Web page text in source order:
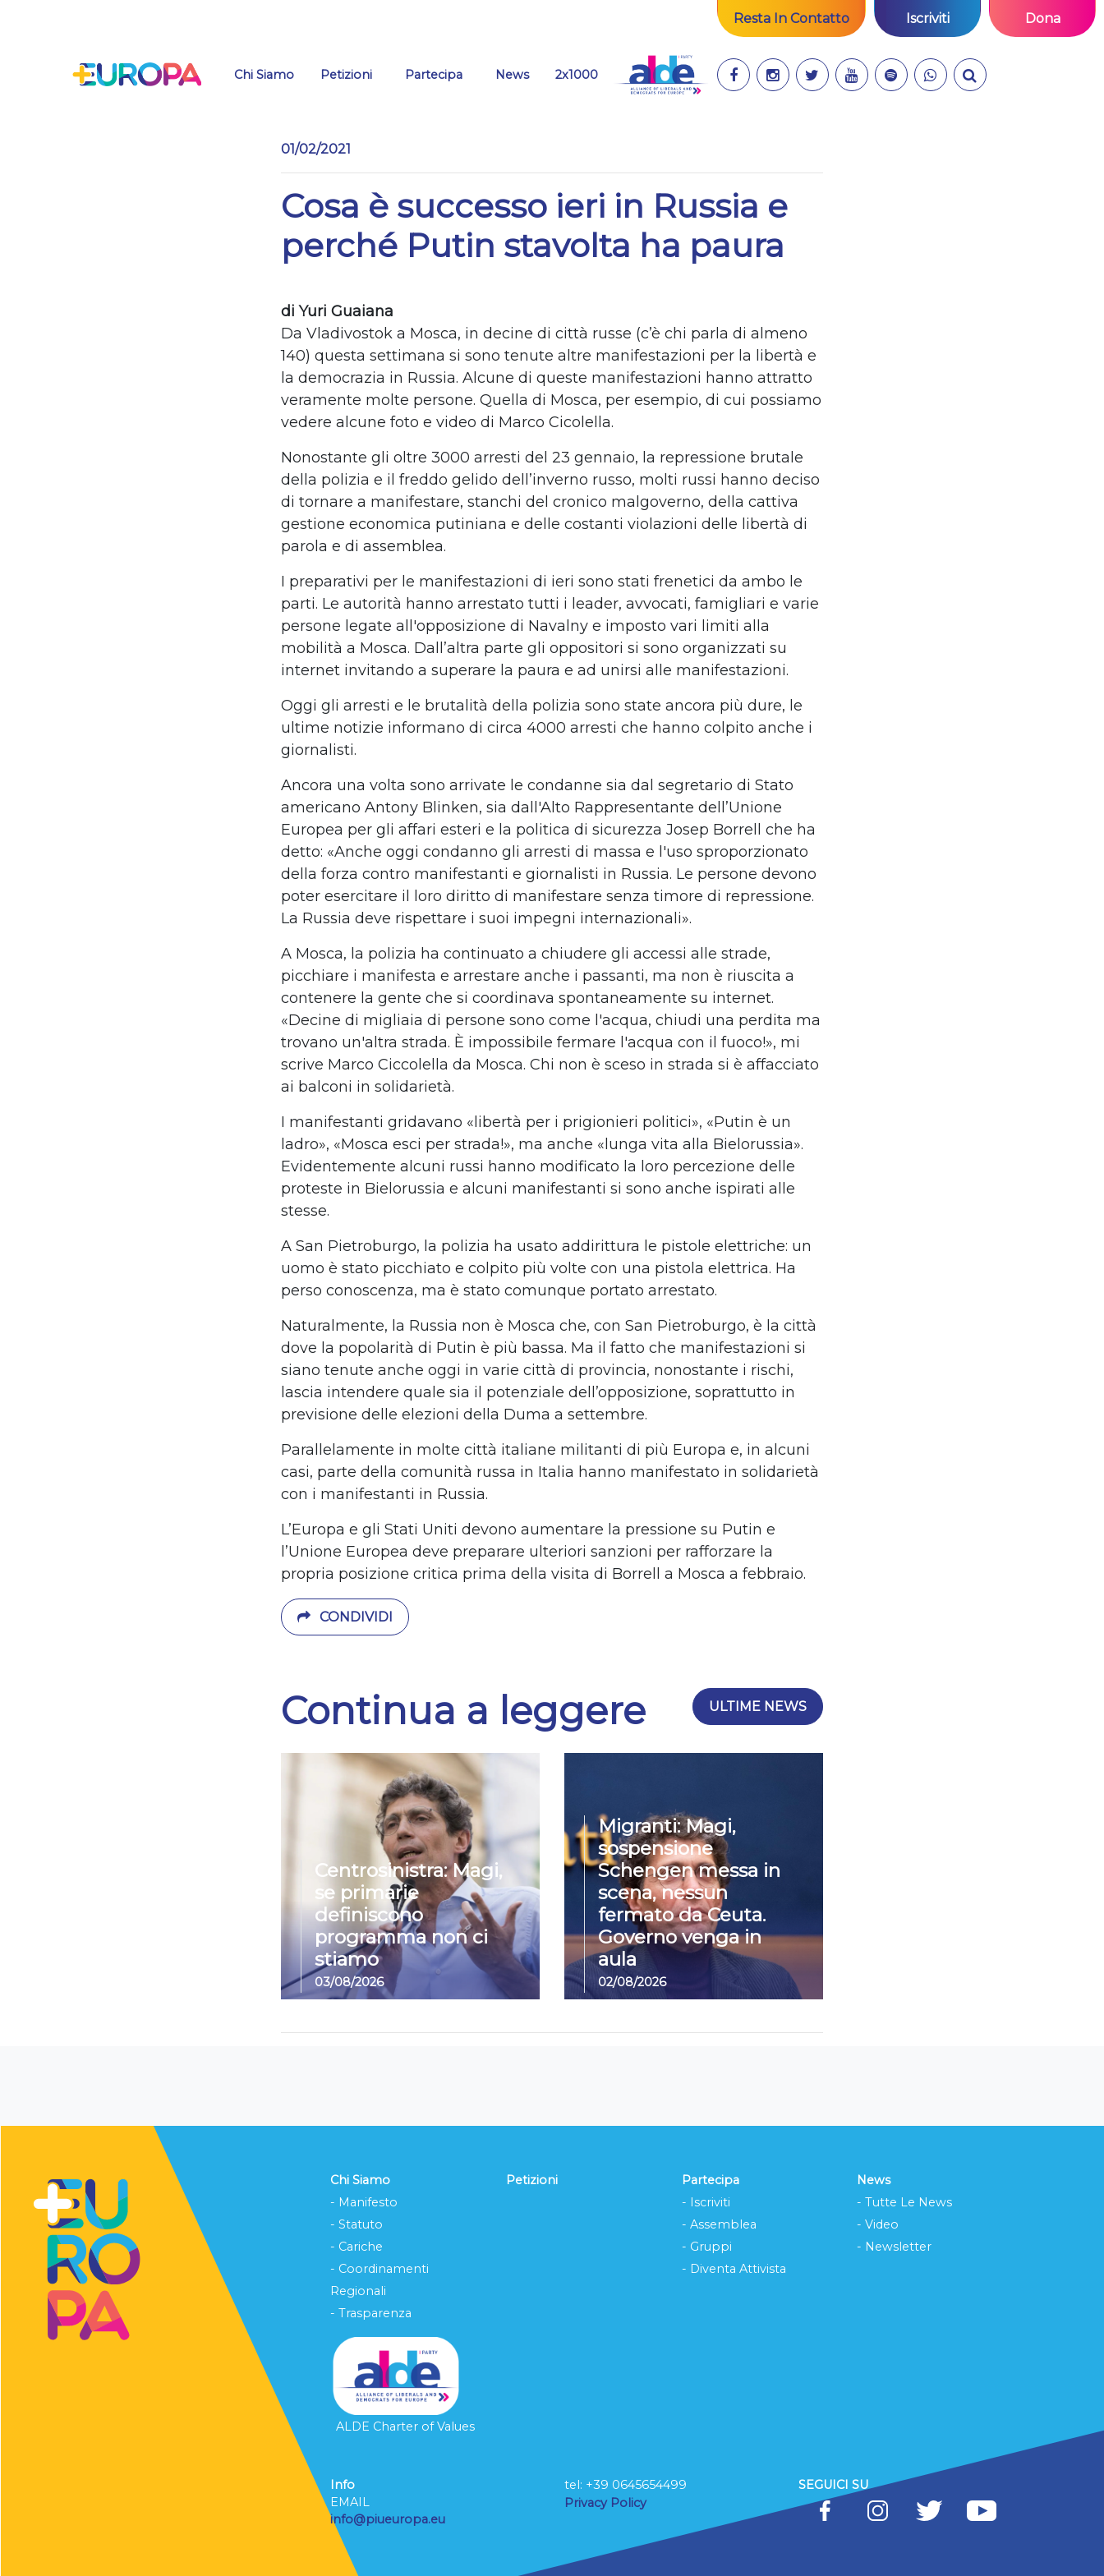
Resta In Contatto Iscriviti Dona
Chi Siamo Petizioni Partecipa News(current)
2x1000
01/02/2021
Cosa è successo ieri in Russia e
perché Putin stavolta ha paura
di Yuri Guaiana
Da Vladivostok a Mosca, in decine di città russe (c’è chi parla di almeno
140) questa settimana si sono tenute altre manifestazioni per la libertà e
la democrazia in Russia. Alcune di queste manifestazioni hanno attratto
veramente molte persone. Quella di Mosca, per esempio, di cui possiamo
vedere alcune foto e video di Marco Cicolella.
Nonostante gli oltre 3000 arresti del 23 gennaio, la repressione brutale
della polizia e il freddo gelido dell ’inverno russo, molti russi hanno deciso
di tornare a manifestare, stanchi del cronico malgoverno, della cattiva
gestione economica putiniana e delle costanti violazioni dell e libertà di
parola e di assemblea.
I preparativi per le manifestazioni di ieri sono stati frenetici da ambo le
parti. Le autorità hanno arrestato tutti i leader, avvocati, famigliari e varie
persone legate all'opposizione di Navalny e imposto vari limiti alla
mobilità a Mosca. Dall ’altra parte gli oppositori si sono organizzati su
internet invitando a superare la paura e ad unirsi alle manifestazioni.
Oggi gli arresti e le brutalità della polizia sono state ancora più dure, le
ultime notizie informano di circa 4000 arresti che hanno colpito anche i
giornalisti.
Ancora una volta sono arrivate le condanne sia dal segretario di Stato
americano Antony Blinken, sia dal l'Alto Rappresentante dell ’Unione
Europea per gli affari esteri e la politica di sicurezza Josep Borrell
che ha
detto: «Anche oggi condanno gli arresti di massa e l'uso sproporzionato
della forza contro manifestanti e giornalisti in Russia. Le persone devono
poter esercitare il loro diritto di manifestare senza timore di repressione.
La Russia deve rispettare i suoi impegni internazionali».
A Mosca, la polizia ha continuato a chiudere gli accessi alle strade,
picchiare i manifesta e arrestare anche i passanti, ma non è riuscita a
contenere la gente che si coordinava spontaneamente su internet.
«Decine di migliaia di persone sono come l'acqua, chiudi una perdita ma
trovano un'altra strada. È impossibile fermare l'acqua con il fuoco!», mi
scrive Marco Ciccolella da Mosca. Chi non è sceso in strada si è affacciato
ai balconi in solidarietà.
I manifestanti gridavano « libertà per i prigionieri politici», «Putin è un
ladro», «Mosca esci per strada!», ma anche « lunga vita alla Bielorussia».
Evidentemente alcuni russi hanno modificato la loro percezione delle
proteste in Bielorussia e alcuni manifestanti si sono anche ispirati alle
stesse.
A San Pietroburgo, la polizia ha usato addirittura le pistole elettriche: un
uomo è stato picchiato e colpito più volte con una pistola elettrica. Ha
perso conoscenza, ma è stato comunque portato arrestato.
Naturalmente, la Russia non è Mosca che, con San Pietroburgo, è la città
dove la popolarità di Putin è più bassa. Ma il fatto che manifestazioni si
siano tenute anche oggi in varie città di provincia, nonostante i rischi,
lascia intendere quale sia il potenziale dell ’opposizione, soprattutto in
previsione delle elezioni della Duma a settembre.
Parallelamente in molte città italiane militanti di più Europa e, in alcuni
casi, parte della comunità russa in Italia hanno manifestato in solidarietà
con i manifestanti in Russia.
L’Europa e gli Stati Uniti devono aumentare la pressione su Putin e
’Unione Europea deve preparare ulteriori sanzioni per rafforzare la
propria posizione critica prima della visita di Borrell a Mosca a febbraio.
CONDIVIDI
Continua a leggere ULTIME NEWS
Centrosinistra: Magi,
se primarie
definiscono
programma non ci
stiamo
03/08/2026
Migranti: Magi,
sospensione
Schengen messa in
scena, nessun
fermato da Ceuta.
Governo venga in
aula
02/08/2026
Chi Siamo
- Manifesto
- Statuto
- Cariche
- Coordinamenti
Regionali
- Trasparenza
ALDE Charter of Values
Petizioni
Partecipa
- Iscriviti
- Assemblea
- Gruppi
- Diventa Attivista
News
- Tutte Le News
- Video
- Newsletter
Info
EMAIL
info@piueuropa.eu
tel: ‭+39 0645654499
Privacy Policy
SEGUICI SU